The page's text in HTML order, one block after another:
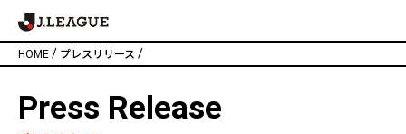
HOME / プレスリリース /
Press Release